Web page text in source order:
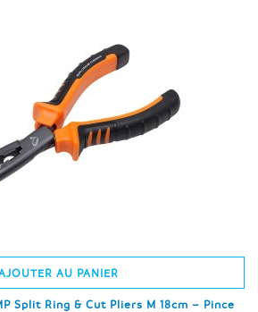
AU PANIER
Split Ring & Cut Pliers M 18cm – Pince